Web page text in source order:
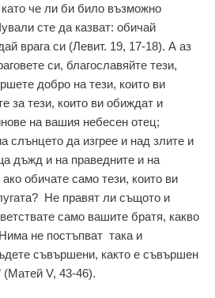
че ли би било възможно
сте да казват: обичай
врага си (Левит. 19, 17-18). А аз
си, благославяйте тези,
добро на тези, които ви
за тези, които ви обиждат и
на вашия небесен отец;
слънцето да изгрее и над злите и
дъжд и на праведните и на
обичате само тези, които ви
Не правят ли същото и
само вашите братя, какво
не постъпват така и
съвършени, както е съвършен
(Матей V, 43-46).